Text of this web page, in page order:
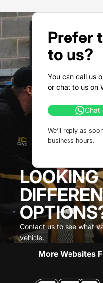
Prefer
to us?
You can call us
or chat to us on
Chat
We’ll reply as
business hours.
LOOKING
Contact us to see what
vehicle.
More Websites